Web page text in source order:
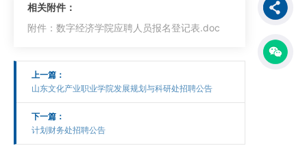
相关附件：
附件：数字经济学院应聘人员报名登记表.doc
上一篇：
山东文化产业职业学院发展规划与科研处招聘公告
下一篇：
计划财务处招聘公告